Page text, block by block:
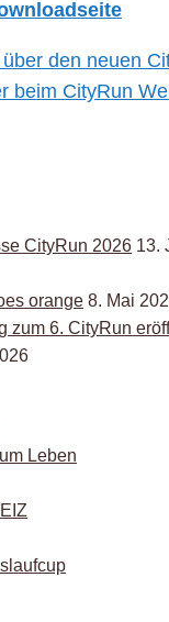
den neuen
beim CityRun
CityRun 2026 13.
orange 8. Mai
zum 6. CityRun